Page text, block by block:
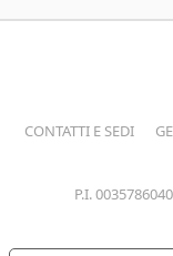
CONTATTI E SEDI
P.I.